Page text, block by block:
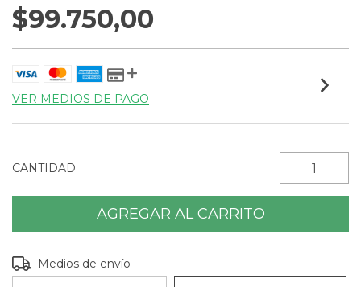
$99.750,00
VER MEDIOS DE PAGO
CANTIDAD
Entregas para el CP:
Medios de envío